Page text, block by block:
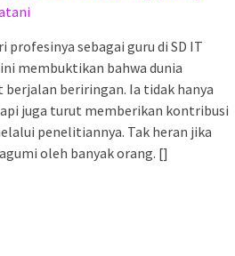
profesinya sebagai guru di SD IT
membuktikan bahwa dunia
berjalan beriringan. Ia tidak hanya
juga turut memberikan kontribusi
penelitiannya. Tak heran jika
oleh banyak orang. []